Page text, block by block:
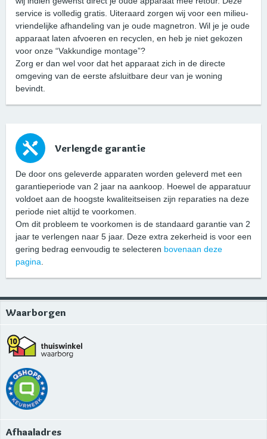
service is volledig gratis. Uiteraard zorgen wij voor een milieu-
vriendelijke afhandeling van je oude magnetron. Wil je je oude
apparaat laten afvoeren en recyclen, en heb je niet gekozen
voor onze “Vakkundige montage”?
Zorg er dan wel voor dat het apparaat zich in de directe
omgeving van de eerste afsluitbare deur van je woning
bevindt.
Verlengde garantie
De door ons geleverde apparaten worden geleverd met een
garantieperiode van 2 jaar na aankoop. Hoewel de apparatuur
voldoet aan de hoogste kwaliteitseisen zijn reparaties na deze
periode niet altijd te voorkomen.
Om dit probleem te voorkomen is de standaard garantie van 2
jaar te verlengen naar 5 jaar. Deze extra zekerheid is voor een
gering bedrag eenvoudig te selecteren bovenaan deze
pagina
Waarborgen
Afhaaladres